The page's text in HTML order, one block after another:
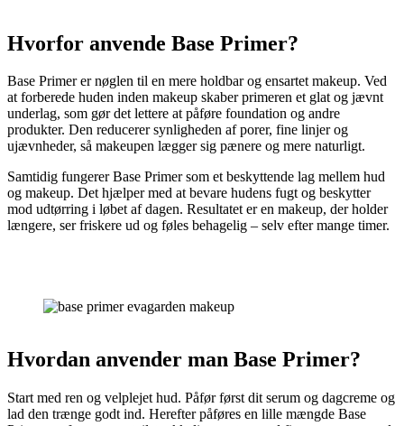
Hvorfor anvende Base Primer?
Base Primer er nøglen til en mere holdbar og ensartet makeup. Ved
at forberede huden inden makeup skaber primeren et glat og jævnt
underlag, som gør det lettere at påføre foundation og andre
produkter. Den reducerer synligheden af porer, fine linjer og
ujævnheder, så makeupen lægger sig pænere og mere naturligt.
Samtidig fungerer Base Primer som et beskyttende lag mellem hud
og makeup. Det hjælper med at bevare hudens fugt og beskytter
mod udtørring i løbet af dagen. Resultatet er en makeup, der holder
længere, ser friskere ud og føles behagelig – selv efter mange timer.
Hvordan anvender man Base Primer?
Start med ren og velplejet hud. Påfør først dit serum og dagcreme og
lad den trænge godt ind. Herefter påføres en lille mængde Base